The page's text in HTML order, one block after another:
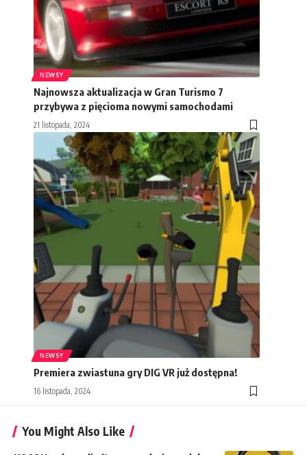
NEWSY
Najnowsza aktualizacja w Gran Turismo 7
przybywa z pięcioma nowymi samochodami
21 listopada, 2024
NEWSY
Premiera zwiastuna gry DIG VR już dostępna!
16 listopada, 2024
You Might Also Like